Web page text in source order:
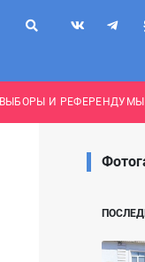
ВЫБОРЫ И РЕФЕРЕНДУМЫ